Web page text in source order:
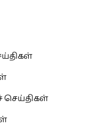
செய்திகள்